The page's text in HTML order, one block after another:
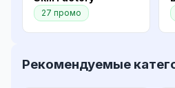
27 промо
Рекомендуемые